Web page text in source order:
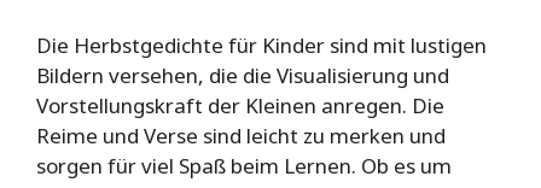
Die Herbstgedichte für Kinder sind mit lustigen
Bildern versehen, die die Visualisierung und
Vorstellungskraft der Kleinen anregen. Die
Reime und Verse sind leicht zu merken und
sorgen für viel Spaß beim Lernen. Ob es um